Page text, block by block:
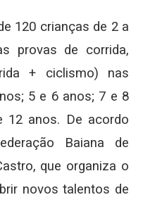
120 crianças de 2 a
provas de corrida,
+ ciclismo) nas
5 e 6 anos; 7 e 8
anos. De acordo
Baiana de
que organiza o
novos talentos de